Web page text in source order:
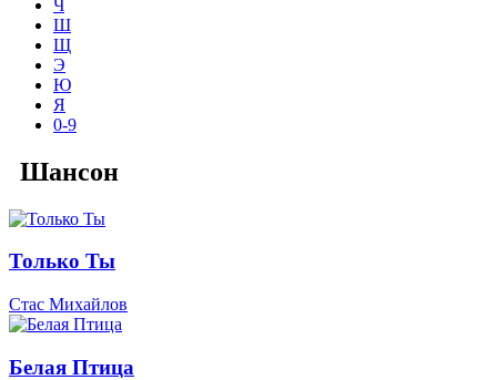
Ч
Ш
Щ
Э
Ю
Я
0-9
Шансон
Только Ты
Стас Михайлов
Белая Птица